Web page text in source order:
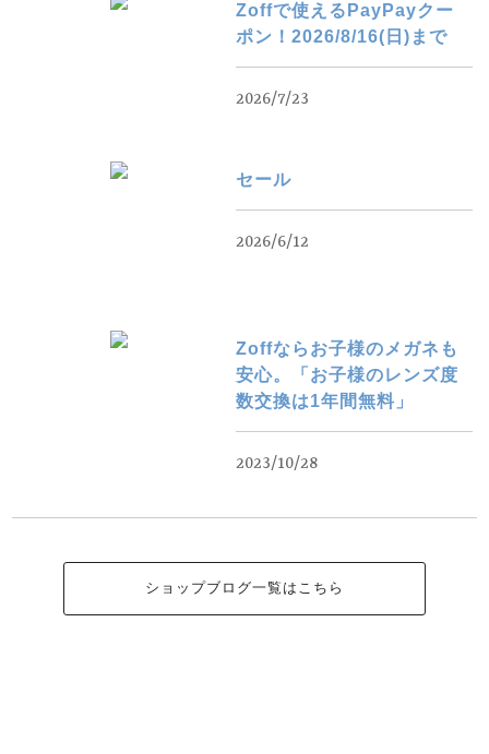
Zoffで使えるPayPayクー
ポン！2026/8/16(日)まで
2026/7/23
セール
2026/6/12
Zoffならお子様のメガネも
安心。「お子様のレンズ度
数交換は1年間無料」
2023/10/28
ショップブログ一覧はこちら